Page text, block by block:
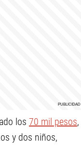
los 70 mil pesos,
y dos niños,